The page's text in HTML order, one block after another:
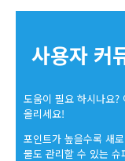
사용자 커
도움이 필요 하시나요?
올리세요!
포인트가 높을수록 새
물도 관리할 수 있는